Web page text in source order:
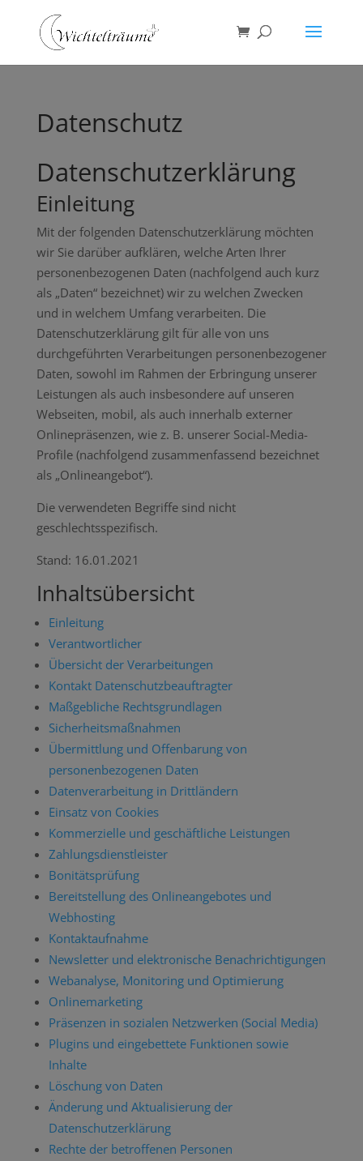
Datenschutz
Datenschutzerklärung
Einleitung
Mit der folgenden Datenschutzerklärung möchten
wir Sie darüber aufklären, welche Arten Ihrer
personenbezogenen Daten (nachfolgend auch kurz
als „Daten“ bezeichnet) wir zu welchen Zwecken
und in welchem Umfang verarbeiten. Die
Datenschutzerklärung gilt für alle von uns
durchgeführten Verarbeitungen personenbezogener
Daten, sowohl im Rahmen der Erbringung unserer
Leistungen als auch insbesondere auf unseren
Webseiten, mobil, als auch innerhalb externer
Onlinepräsenzen, wie z. B. unserer Social-Media-
Profile (nachfolgend zusammenfassend bezeichnet
als „Onlineangebot“).
Die verwendeten Begriffe sind nicht
geschlechtsspezifisch.
Stand: 16.01.2021
Inhaltsübersicht
Einleitung
Verantwortlicher
Übersicht der Verarbeitungen
Kontakt Datenschutzbeauftragter
Maßgebliche Rechtsgrundlagen
Sicherheitsmaßnahmen
Übermittlung und Offenbarung von
personenbezogenen Daten
Datenverarbeitung in Drittländern
Einsatz von Cookies
Kommerzielle und geschäftliche Leistungen
Zahlungsdienstleister
Bonitätsprüfung
Bereitstellung des Onlineangebotes und
Webhosting
Kontaktaufnahme
Newsletter und elektronische Benachrichtigungen
Webanalyse, Monitoring und Optimierung
Onlinemarketing
Präsenzen in sozialen Netzwerken (Social Media)
Plugins und eingebettete Funktionen sowie
Inhalte
Löschung von Daten
Änderung und Aktualisierung der
Datenschutzerklärung
Rechte der betroffenen Personen